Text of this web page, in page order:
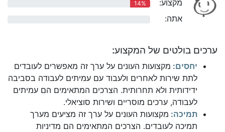
מקצוע: 14%
אתה:
ערכים בולטים של המקצוע:
יחסים: מקצועות העונים על ערך זה מאפשרים לעובדים
לתת שירות לאחרים ולעבוד עם עמיתים לעבודה בסביבה
ידידותית ולא תחרותית. הצרכים המתאימים הם עמיתים
לעבודה, ערכים מוסריים ושירות סוציאלי.
תמיכה: מקצועות העונים על ערך זה מציעים מערך
תמיכה לעובדים. הצרכים המתאימים הם מדיניות